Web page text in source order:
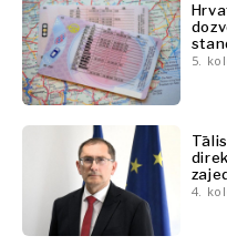
Insights
Intervju
Mišljenje
Svijet
Analiza
Discover
Intervju
Mišljenje
Svijet
Analiza
Discover
5.
4.